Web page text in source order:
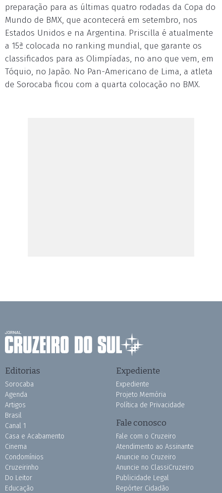
preparação para as últimas quatro rodadas da Copa do
Mundo de BMX, que acontecerá em setembro, nos
Estados Unidos e na Argentina. Priscilla é atualmente
a 15ª colocada no ranking mundial, que garante os
classificados para as Olimpíadas, no ano que vem, em
Tóquio, no Japão. No Pan-Americano de Lima, a atleta
de Sorocaba ficou com a quarta colocação no BMX.
Editorias
Sorocaba
Agenda
Artigos
Brasil
Canal 1
Casa e Acabamento
Cinema
Condomínios
Cruzeirinho
Do Leitor
Educação
Expediente
Expediente
Projeto Memória
Política de Privacidade
Fale conosco
Fale com o Cruzeiro
Atendimento ao Assinante
Anuncie no Cruzeiro
Anuncie no ClassiCruzeiro
Publicidade Legal
Repórter Cidadão